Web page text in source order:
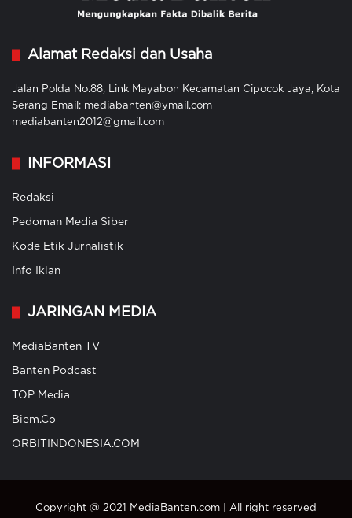
Alamat Redaksi dan Usaha
Jalan Polda No.88, Link Mayabon Kecamatan Cipocok Jaya, Kota
Serang Email: mediabanten@ymail.com
mediabanten2012@gmail.com
INFORMASI
Redaksi
Pedoman Media Siber
Kode Etik Jurnalistik
Info Iklan
JARINGAN MEDIA
MediaBanten TV
Banten Podcast
TOP Media
Biem.Co
ORBITINDONESIA.COM
Copyright @ 2021 MediaBanten.com | All right reserved